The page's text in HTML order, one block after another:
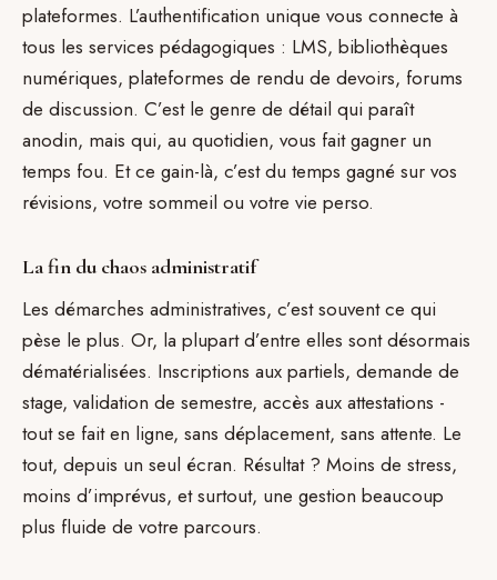
plateformes. L’authentification unique vous connecte à
tous les services pédagogiques : LMS, bibliothèques
numériques, plateformes de rendu de devoirs, forums
de discussion. C’est le genre de détail qui paraît
anodin, mais qui, au quotidien, vous fait gagner un
temps fou. Et ce gain-là, c’est du temps gagné sur vos
révisions, votre sommeil ou votre vie perso.
La fin du chaos administratif
Les démarches administratives, c’est souvent ce qui
pèse le plus. Or, la plupart d’entre elles sont désormais
dématérialisées. Inscriptions aux partiels, demande de
stage, validation de semestre, accès aux attestations -
tout se fait en ligne, sans déplacement, sans attente. Le
tout, depuis un seul écran. Résultat ? Moins de stress,
moins d’imprévus, et surtout, une gestion beaucoup
plus fluide de votre parcours.